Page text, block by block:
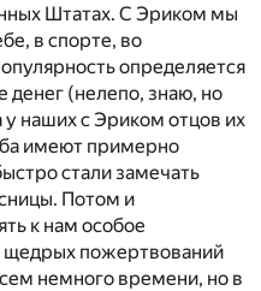
Штатах. С Эриком мы
в спорте, во
определяется
денег (нелепо, знаю, но
у наших с Эриком отцов их
имеют примерно
стали замечать
Потом и
к нам особое
щедрых пожертвований
немного времени, но в